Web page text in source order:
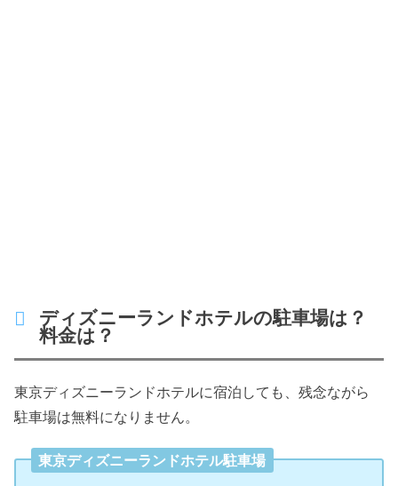
ディズニーランドホテルの駐車場は？
料金は？
東京ディズニーランドホテルに宿泊しても、残念ながら
駐車場は無料になりません。
東京ディズニーランドホテル駐車場